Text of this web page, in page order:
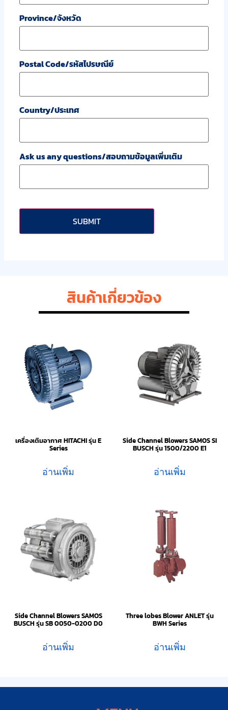
Province/จังหวัด
Postal Code/รหัสไปรษณีย์
Country/ประเทศ
Ask us any questions/สอบถามข้อมูลเพิ่มเติม
สินค้าเกี่ยวข้อง
เครื่องเติมอากาศ HITACHI รุ่น E
Series
อ่านเพิ่ม
Side Channel Blowers SAMOS SI
BUSCH รุ่น 1500/2200 E1
อ่านเพิ่ม
Side Channel Blowers SAMOS
BUSCH รุ่น SB 0050-0200 D0
อ่านเพิ่ม
Three lobes Blower ANLET รุ่น
BWH Series
อ่านเพิ่ม